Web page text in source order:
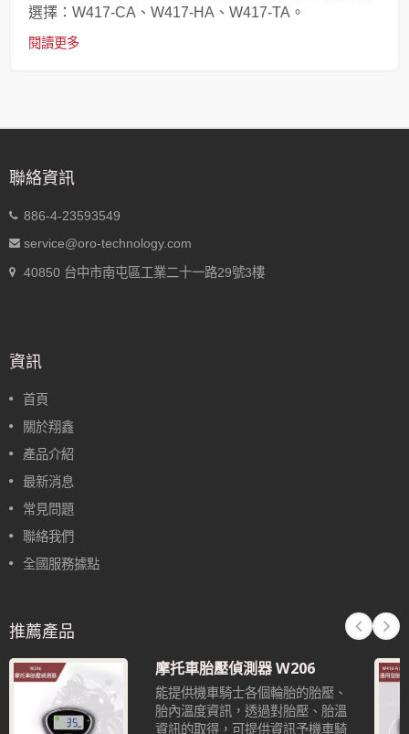
選擇：W417-CA、W417-HA、W417-TA。
閱讀更多
聯絡資訊
886-4-23593549
service@oro-technology.com
40850 台中市南屯區工業二十一路29號3樓
資訊
首頁
關於翔鑫
產品介紹
最新消息
常見問題
聯絡我們
全國服務據點
推薦產品
摩托車胎壓偵測器 W206
能提供機車騎士各個輪胎的胎壓、
胎內溫度資訊，透過對胎壓、胎溫
資訊的取得，可提供資訊予機車騎